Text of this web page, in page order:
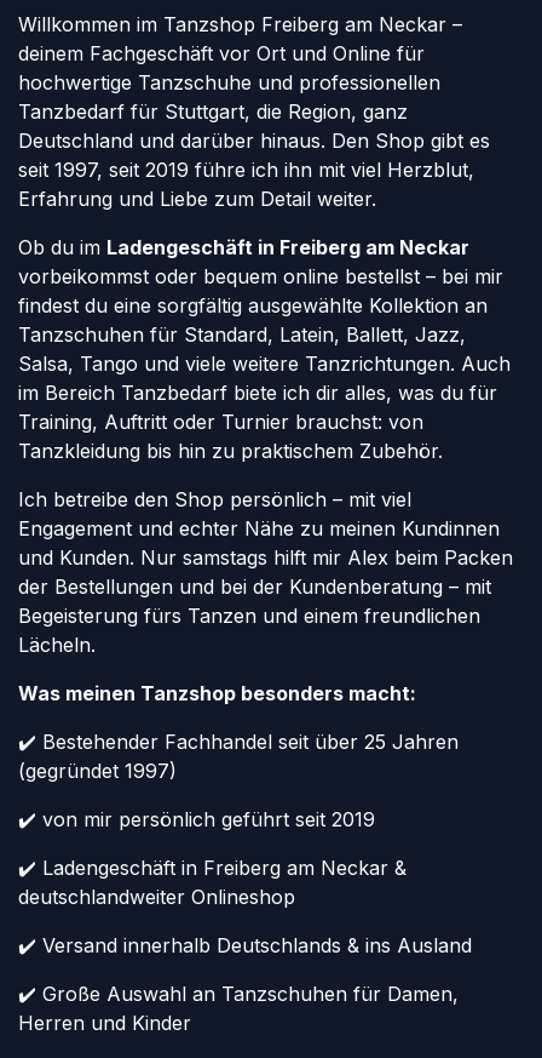
Willkommen im Tanzshop Freiberg am Neckar –
deinem Fachgeschäft vor Ort und Online für
hochwertige Tanzschuhe und professionellen
Tanzbedarf für Stuttgart, die Region, ganz
Deutschland und darüber hinaus. Den Shop gibt es
seit 1997, seit 2019 führe ich ihn mit viel Herzblut,
Erfahrung und Liebe zum Detail weiter.
Ob du im Ladengeschäft in Freiberg am Neckar
vorbeikommst oder bequem online bestellst – bei mir
findest du eine sorgfältig ausgewählte Kollektion an
Tanzschuhen für Standard, Latein, Ballett, Jazz,
Salsa, Tango und viele weitere Tanzrichtungen. Auch
im Bereich Tanzbedarf biete ich dir alles, was du für
Training, Auftritt oder Turnier brauchst: von
Tanzkleidung bis hin zu praktischem Zubehör.
Ich betreibe den Shop persönlich – mit viel
Engagement und echter Nähe zu meinen Kundinnen
und Kunden. Nur samstags hilft mir Alex beim Packen
der Bestellungen und bei der Kundenberatung – mit
Begeisterung fürs Tanzen und einem freundlichen
Lächeln.
Was meinen Tanzshop besonders macht:
✔️ Bestehender Fachhandel seit über 25 Jahren
(gegründet 1997)
✔️ von mir persönlich geführt seit 2019
✔️ Ladengeschäft in Freiberg am Neckar &
deutschlandweiter Onlineshop
✔️ Versand innerhalb Deutschlands & ins Ausland
✔️ Große Auswahl an Tanzschuhen für Damen,
Herren und Kinder